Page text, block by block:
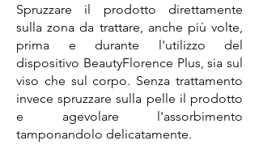
Spruzzare il prodotto direttamente
sulla zona da trattare, anche più volte,
prima e durante l'utilizzo del
dispositivo BeautyFlorence Plus, sia sul
viso che sul corpo. Senza trattamento
invece spruzzare sulla pelle il prodotto
e agevolare l'assorbimento
tamponandolo delicatamente.